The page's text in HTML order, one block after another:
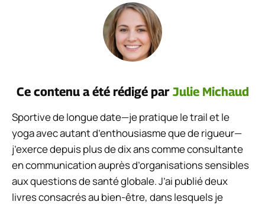
Ce contenu a été rédigé par Julie Michaud
Sportive de longue date—je pratique le trail et le
yoga avec autant d’enthousiasme que de rigueur—
j’exerce depuis plus de dix ans comme consultante
en communication auprès d’organisations sensibles
aux questions de santé globale. J’ai publié deux
livres consacrés au bien-être, dans lesquels je